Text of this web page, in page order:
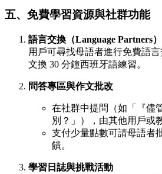
五、免費學習資源與社群功能
語言交換（Language Partners）
用戶可尋找母語者進行免費語
文換 30 分鐘西班牙語練習。
問答專區與作文批改
在社群中提問（如「『儘
別？」），由其他用戶或
支付少量點數可請母語者
饋。
學習日誌與挑戰活動